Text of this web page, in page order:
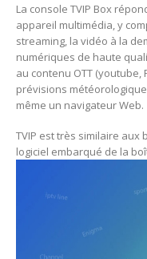
La console TVIP Box
appareil multimédia, y
streaming, la vidéo à la
numériques de haute
au contenu OTT (youtube,
prévisions
même un navigateur Web.
TVIP est très similaire aux
logiciel embarqué de la